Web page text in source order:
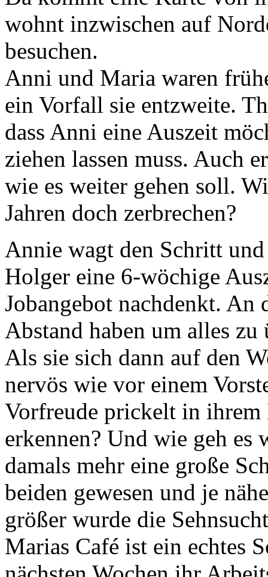
wohnt inzwischen auf
besuchen.
Anni und Maria waren
ein Vorfall sie entzweite.
dass Anni eine Auszeit
ziehen lassen muss. Auch
wie es weiter gehen soll.
Jahren doch zerbrechen?
Annie wagt den Schritt
Holger eine 6-wöchige
Jobangebot nachdenkt.
Abstand haben um alles zu
Als sie sich dann auf den
nervös wie vor einem
Vorfreude prickelt in
erkennen? Und wie geh
damals mehr eine große
beiden gewesen und je
größer wurde die
Marias Café ist ein echtes